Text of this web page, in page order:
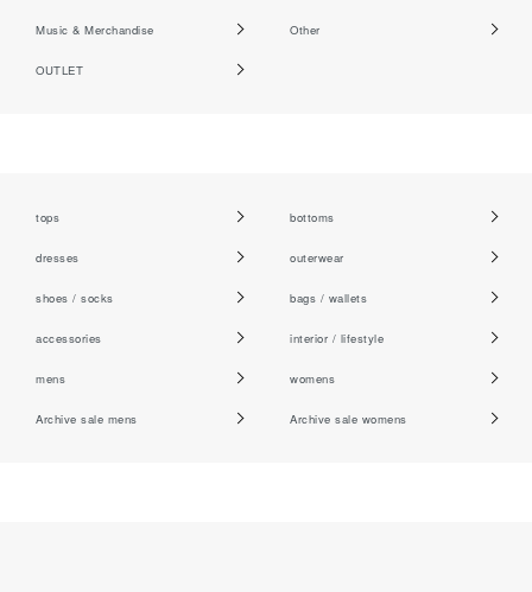
Music & Merchandise Other
OUTLET
tops bottoms
dresses outerwear
shoes / socks bags / wallets
accessories interior / lifestyle
mens womens
Archive sale mens Archive sale womens